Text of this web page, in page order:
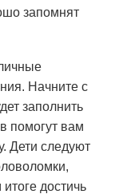
запомнят
Начните с
заполнить
помогут вам
Дети следуют
достичь